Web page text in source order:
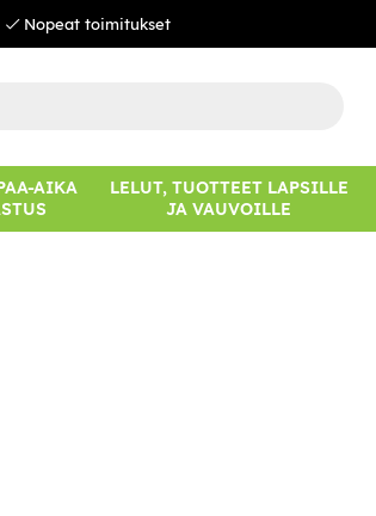
Nopeat toimitukset
AIKA
LELUT, TUOTTEET LAPSILLE
JA VAUVOILLE